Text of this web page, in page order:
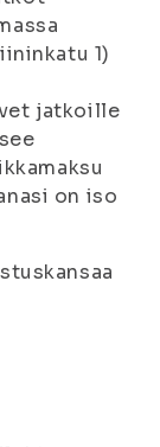
1)
jatkoille
on iso